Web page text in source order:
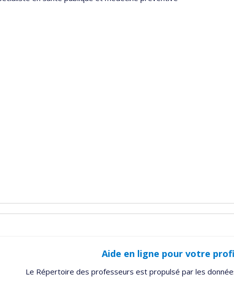
Aide en ligne pour votre
Le Répertoire des professeurs est propulsé par les